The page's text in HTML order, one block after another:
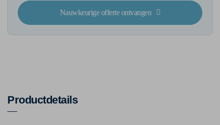
Nauwkeurige offerte ontvangen
Productdetails